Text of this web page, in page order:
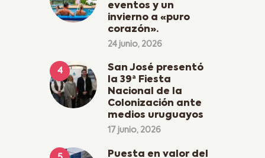
eventos y un
invierno a «puro
corazón».
24 junio, 2026
San José presentó
la 39ª Fiesta
Nacional de la
Colonización ante
medios uruguayos
17 junio, 2026
Puesta en valor del